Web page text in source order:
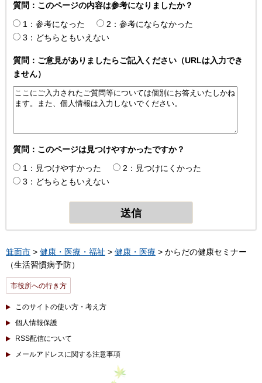
質問：このページの内容は参考になりましたか？
1：参考になった
2：参考にならなかった
3：どちらともいえない
質問：ご意見がありましたらご記入ください（URLは入力でき
ません）
質問：このページは見つけやすかったですか？
1：見つけやすかった
2：見つけにくかった
3：どちらともいえない
箕面市 > 健康・医療・福祉 > 健康・医療 > からだの健康セミナー
（生活習慣病予防）
市役所への行き方
このサイトの使い方・考え方
個人情報保護
RSS配信について
メールアドレスに関する注意事項